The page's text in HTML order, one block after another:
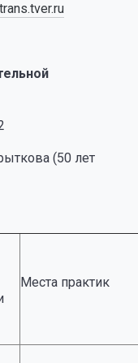
(50 лет
Места практик